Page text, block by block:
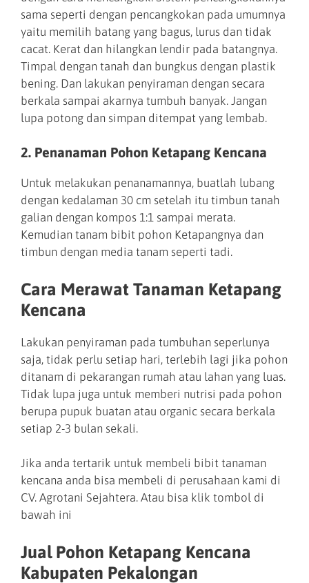
sama seperti dengan pencangkokan pada umumnya
yaitu memilih batang yang bagus, lurus dan tidak
cacat. Kerat dan hilangkan lendir pada batangnya.
Timpal dengan tanah dan bungkus dengan plastik
bening. Dan lakukan penyiraman dengan secara
berkala sampai akarnya tumbuh banyak. Jangan
lupa potong dan simpan ditempat yang lembab.
2. Penanaman Pohon Ketapang Kencana
Untuk melakukan penanamannya, buatlah lubang
dengan kedalaman 30 cm setelah itu timbun tanah
galian dengan kompos 1:1 sampai merata.
Kemudian tanam bibit pohon Ketapangnya dan
timbun dengan media tanam seperti tadi.
Cara Merawat Tanaman Ketapang
Kencana
Lakukan penyiraman pada tumbuhan seperlunya
saja, tidak perlu setiap hari, terlebih lagi jika pohon
ditanam di pekarangan rumah atau lahan yang luas.
Tidak lupa juga untuk memberi nutrisi pada pohon
berupa pupuk buatan atau organic secara berkala
setiap 2-3 bulan sekali.
Jika anda tertarik untuk membeli bibit tanaman
kencana anda bisa membeli di perusahaan kami di
CV. Agrotani Sejahtera. Atau bisa klik tombol di
bawah ini
Jual Pohon Ketapang Kencana
Kabupaten Pekalongan